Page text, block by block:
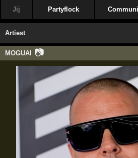
Jij Partyflock
Artiest
MOGUAI 📷